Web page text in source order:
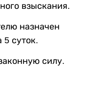
взыскания.
назначен
суток.
силу.